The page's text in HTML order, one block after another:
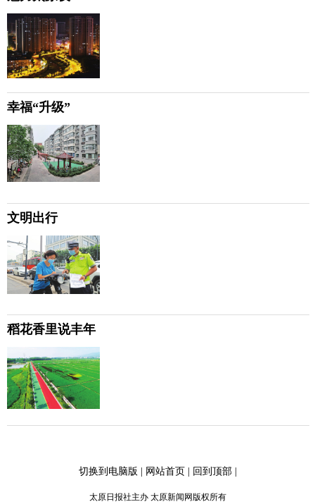
幸福“升级”
文明出行
稻花香里说丰年
切换到电脑版 网站首页 回到顶部|
太原日报社主办 太原新闻网版权所有